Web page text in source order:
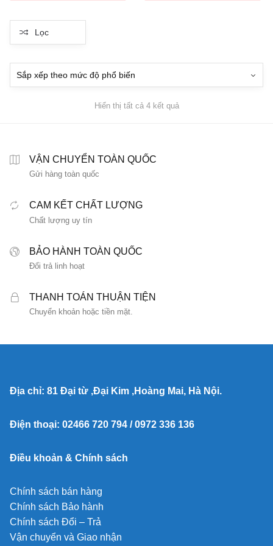
Lọc
Hiển thị tất cả 4 kết quảĐã
VẬN CHUYỂN TOÀN QUỐC
Gửi hàng toàn quốc
CAM KẾT CHẤT LƯỢNG
Chất lượng uy tín
BẢO HÀNH TOÀN QUỐC
Đổi trả linh hoạt
THANH TOÁN THUẬN TIỆN
Chuyển khoản hoặc tiền mặt.
Địa chỉ: 81 Đại từ ,Đại Kim ,Hoàng Mai, Hà Nội.
Điện thoại: 02466 720 794 / 0972 336 136
Điều khoản & Chính sách
Chính sách bán hàng
Chính sách Bảo hành
Chính sách Đổi – Trả
Vận chuyển và Giao nhận